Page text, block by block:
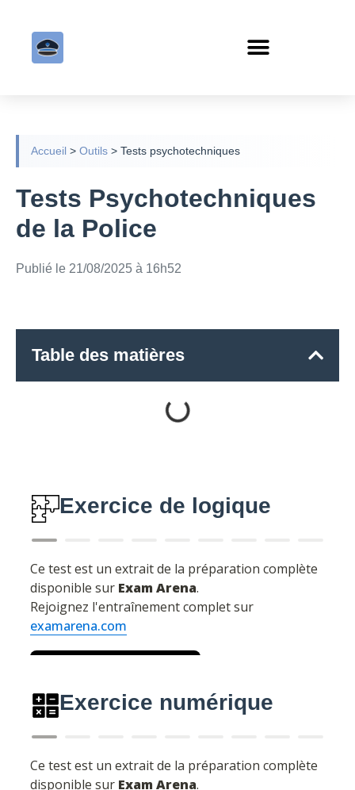
Accueil > Outils > Tests psychotechniques
Tests Psychotechniques
de la Police
Publié le 21/08/2025 à 16h52
Table des matières
Exercice de logique
Exercice numérique